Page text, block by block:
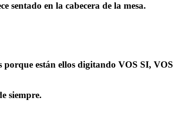
sentado en la cabecera de la mesa.
porque están ellos digitando VOS SI, VOS
siempre.